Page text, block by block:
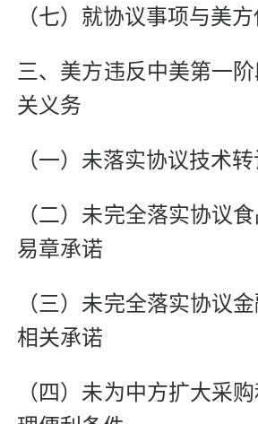
（七）就协议事项与美
三、美方违反中美第一
关义务
（一）未落实协议技术
（二）未完全落实协议
易章承诺
（三）未完全落实协议
相关承诺
（四）未为中方扩大采